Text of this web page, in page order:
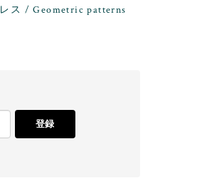
ス / Geometric patterns
登録